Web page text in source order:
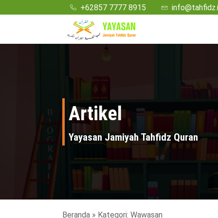
+62857 7777 8915
Artikel
Yayasan Jamiyah Tahfidz Quran
Beranda » Kategori: Wawasan